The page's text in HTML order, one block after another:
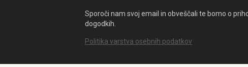
Sporoči nam svoj email in obveščali te bomo o
dogodkih.
Politika varstva osebnih podatkov